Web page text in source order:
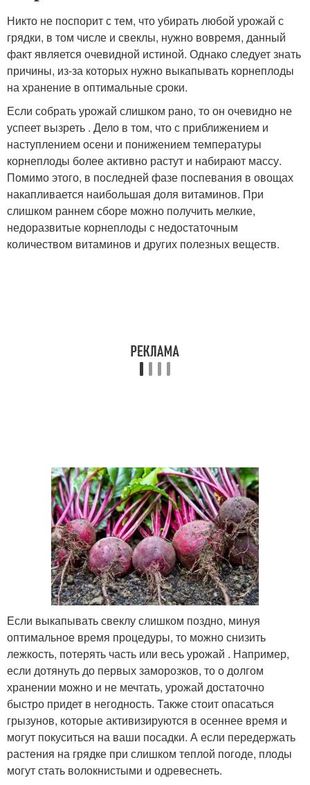
Никто не поспорит с тем, что убирать любой урожай с
грядки, в том числе и свеклы, нужно вовремя, данный
факт является очевидной истиной. Однако следует знать
причины, из-за которых нужно выкапывать корнеплоды
на хранение в оптимальные сроки.
Если собрать урожай слишком рано, то он очевидно не
успеет вызреть . Дело в том, что с приближением и
наступлением осени и понижением температуры
корнеплоды более активно растут и набирают массу.
Помимо этого, в последней фазе поспевания в овощах
накапливается наибольшая доля витаминов. При
слишком раннем сборе можно получить мелкие,
недоразвитые корнеплоды с недостаточным
количеством витаминов и других полезных веществ.
Если выкапывать свеклу слишком поздно, минуя
оптимальное время процедуры, то можно снизить
лежкость, потерять часть или весь урожай . Например,
если дотянуть до первых заморозков, то о долгом
хранении можно и не мечтать, урожай достаточно
быстро придет в негодность. Также стоит опасаться
грызунов, которые активизируются в осеннее время и
могут покуситься на ваши посадки. А если передержать
растения на грядке при слишком теплой погоде, плоды
могут стать волокнистыми и одревеснеть.